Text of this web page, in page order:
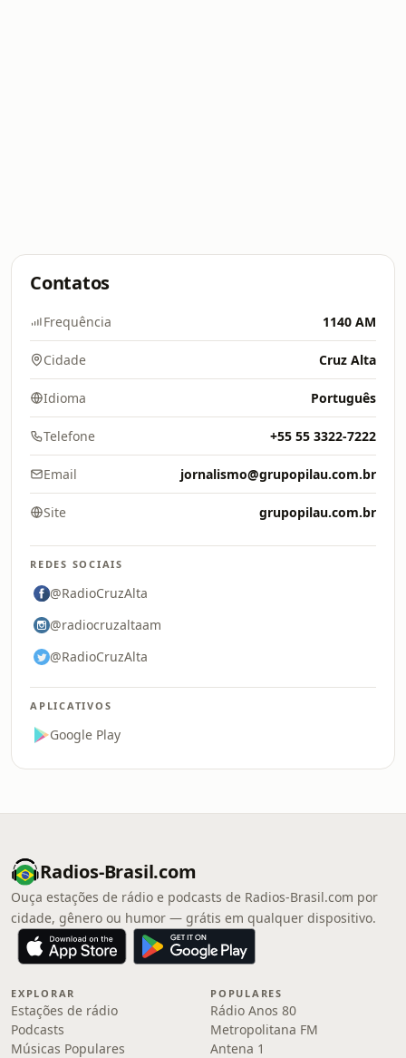
Contatos
Frequência 1140 AM
Cidade Cruz Alta
Idioma Português
Telefone +55 55 3322-7222
Email jornalismo@grupopilau.com.br
Site grupopilau.com.br
REDES SOCIAIS
@RadioCruzAlta
@radiocruzaltaam
@RadioCruzAlta
APLICATIVOS
Google Play
Radios-Brasil.com
Ouça estações de rádio e podcasts de Radios-Brasil.com por
cidade, gênero ou humor — grátis em qualquer dispositivo.
EXPLORAR
Estações de rádio
Podcasts
Músicas Populares
POPULARES
Rádio Anos 80
Metropolitana FM
Antena 1